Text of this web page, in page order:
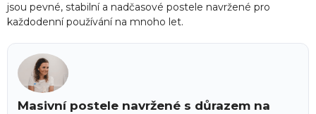
jsou pevné, stabilní a nadčasové postele navržené pro
každodenní používání na mnoho let.
Masivní postele navržené s důrazem na